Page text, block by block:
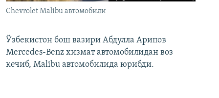
Chevrolet Malibu автомобили
Ўзбекистон бош вазири Абдулла Арипов
Mercedes-Benz хизмат автомобилидан воз
кечиб, Malibu автомобилида юрибди.